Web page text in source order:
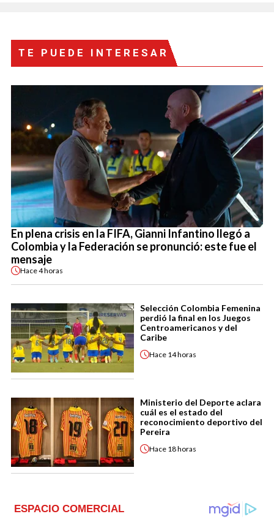
TE PUEDE INTERESAR
En plena crisis en la FIFA, Gianni Infantino llegó a
Colombia y la Federación se pronunció: este fue el
mensaje
Hace4 horas
Selección Colombia Femenina
perdió la final en los Juegos
Centroamericanos y del
Caribe
Hace 14 horas
Ministerio del Deporte aclara
cuál es el estado del
reconocimiento deportivo del
Pereira
Hace 18 horas